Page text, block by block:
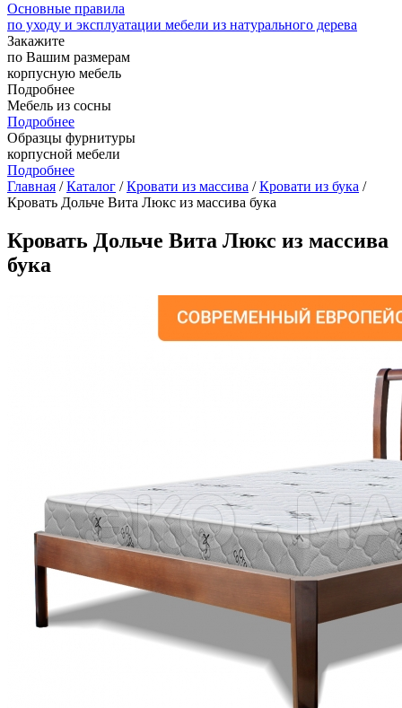
Основные правила
по уходу и эксплуатации мебели из натурального дерева
Закажите
по Вашим размерам
корпусную мебель
Подробнее
Мебель из сосны
Подробнее
Образцы фурнитуры
корпусной мебели
Подробнее
Главная /Каталог /Кровати из массива /Кровати из бука /
Кровать Дольче Вита Люкс из массива бука
Кровать Дольче Вита Люкс из массива
бука